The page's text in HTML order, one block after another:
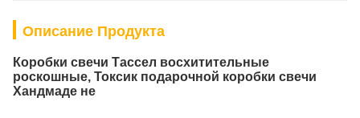
Описание Продукта
Коробки свечи Тассел восхитительные
роскошные, Токсик подарочной коробки свечи
Хандмаде не